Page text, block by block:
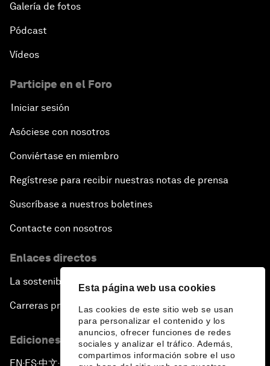
Esta página web usa cookies
Las cookies de este sitio web se usan
para personalizar el contenido y los
anuncios, ofrecer funciones de redes
sociales y analizar el tráfico. Además,
compartimos información sobre el uso
Galería de fotos
Pódcast
Vídeos
Participe en el Foro
Iniciar sesión
Asóciese con nosotros
Conviértase en miembro
Regístrese para recibir nuestras notas de prensa
Suscríbase a nuestros boletines
Contacte con nosotros
Enlaces directos
La sostenibilidad en el Foro
Carreras profesionales
Ediciones en otros idiomas
EN ▪ ES▪中文▪ 日本語